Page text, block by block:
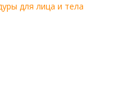
для лица и тела